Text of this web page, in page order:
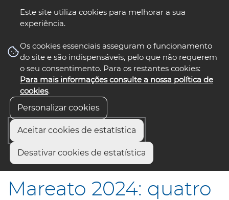
Este site utiliza cookies para melhorar a sua
experiência.
Os cookies essenciais asseguram o funcionamento
do site e são indispensáveis, pelo que não requerem
o seu consentimento. Para os restantes cookies:
Para mais informações consulte a nossa política de
cookies.
Personalizar cookies
Aceitar cookies de estatística
Desativar cookies de estatística
nos select language
Início
Mareato 2024: quatro dias intensos dedicados aos jovens
Mareato 2024: quatro